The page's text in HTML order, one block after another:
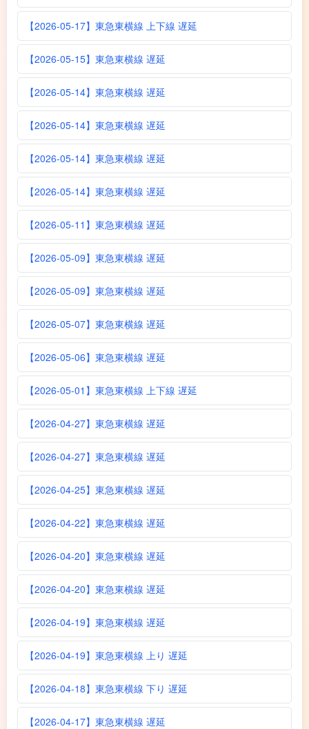
【2026-05-17】東急東横線 上下線 遅延
【2026-05-15】東急東横線 遅延
【2026-05-14】東急東横線 遅延
【2026-05-14】東急東横線 遅延
【2026-05-14】東急東横線 遅延
【2026-05-14】東急東横線 遅延
【2026-05-11】東急東横線 遅延
【2026-05-09】東急東横線 遅延
【2026-05-09】東急東横線 遅延
【2026-05-07】東急東横線 遅延
【2026-05-06】東急東横線 遅延
【2026-05-01】東急東横線 上下線 遅延
【2026-04-27】東急東横線 遅延
【2026-04-27】東急東横線 遅延
【2026-04-25】東急東横線 遅延
【2026-04-22】東急東横線 遅延
【2026-04-20】東急東横線 遅延
【2026-04-20】東急東横線 遅延
【2026-04-19】東急東横線 遅延
【2026-04-19】東急東横線 上り 遅延
【2026-04-18】東急東横線 下り 遅延
【2026-04-17】東急東横線 遅延